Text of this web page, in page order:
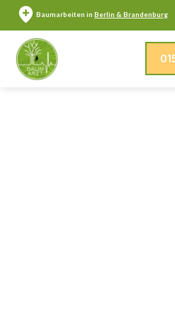
Baumarbeiten inBerlin & Brandenburg